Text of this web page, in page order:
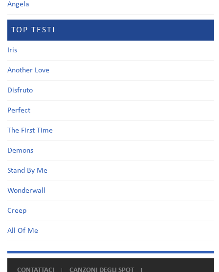
Angela
TOP TESTI
Iris
Another Love
Disfruto
Perfect
The First Time
Demons
Stand By Me
Wonderwall
Creep
All Of Me
CONTATTACI CANZONI DEGLI SPOT